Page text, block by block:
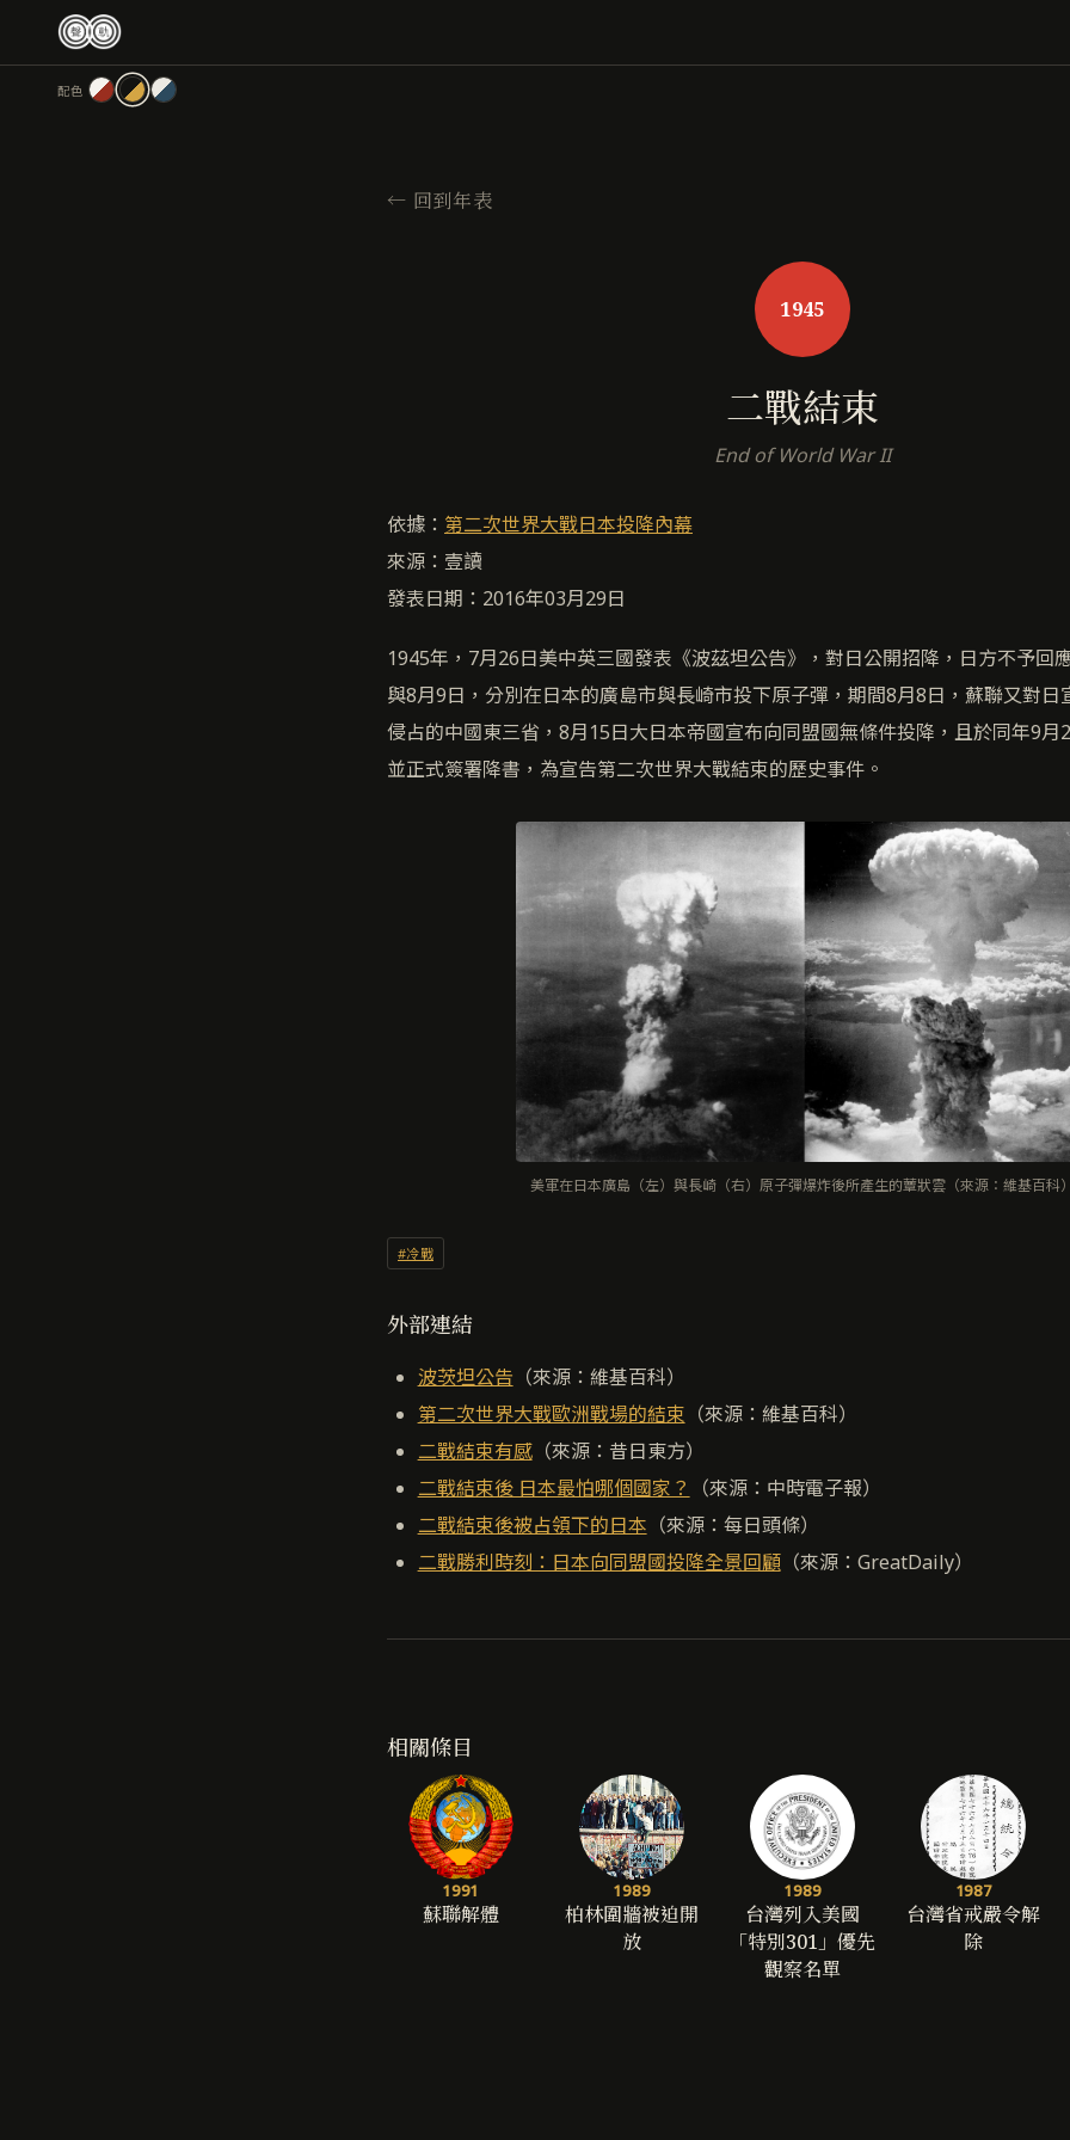
主
配色
← 回到年表
1945
二戰結束
End of World War II
依據： 第二次世界大戰日本投降內幕
來源：壹讀
發表日期：2016年03月29日
1945年，7月26日美中英三國發表《波茲坦公告》，對日公開招降，日方不予回
與8月9日，分別在日本的廣島市與長崎市投下原子彈，期間8月8日，蘇聯又對日
侵占的中國東三省，8月15日大日本帝國宣布向同盟國無條件投降，且於同年9月
並正式簽署降書，為宣告第二次世界大戰結束的歷史事件。
美軍在日本廣島（左）與長崎（右）原子彈爆炸後所產生的蕈狀雲（來源：維基百科
#冷戰
外部連結
波茨坦公告 （來源：維基百科）
第二次世界大戰歐洲戰場的結束 （來源：維基百科）
二戰結束有感（來源：昔日東方）
二戰結束後 日本最怕哪個國家？
（來源：中時電子報）
二戰結束後被占領下的日本 （來源：每日頭條）
二戰勝利時刻：日本向同盟國投降全景回顧（來源：GreatDaily）
相關條目
1991
蘇聯解體
1989
柏林圍牆被迫開
放
1989
台灣列入美國
「特別301」優先
觀察名單
1987
台灣省戒嚴令解
除